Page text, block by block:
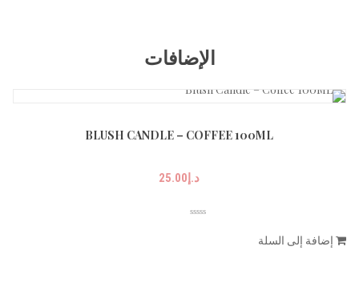
الإضافات
BLUSH CANDLE – COFFEE 100ML
د.إ25.00
إضافة إلى السلة